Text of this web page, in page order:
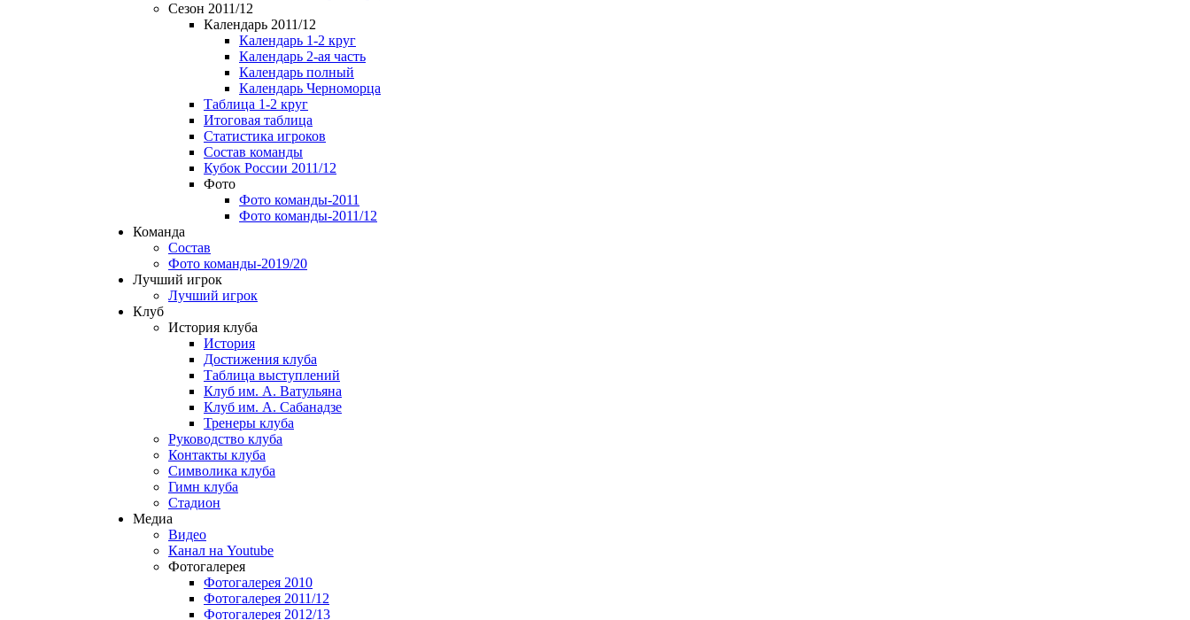
Сезон 2011/12
Календарь 2011/12
Календарь 1-2 круг
Календарь 2-ая часть
Календарь полный
Календарь Черноморца
Таблица 1-2 круг
Итоговая таблица
Статистика игроков
Состав команды
Кубок России 2011/12
Фото
Фото команды-2011
Фото команды-2011/12
Команда
Состав
Фото команды-2019/20
Лучший игрок
Лучший игрок
Клуб
История клуба
История
Достижения клуба
Таблица выступлений
Клуб им. А. Ватульяна
Клуб им. А. Сабанадзе
Тренеры клуба
Руководство клуба
Контакты клуба
Символика клуба
Гимн клуба
Стадион
Медиа
Видео
Канал на Youtube
Фотогалерея
Фотогалерея 2010
Фотогалерея 2011/12
Фотогалерея 2012/13